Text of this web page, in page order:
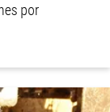
por